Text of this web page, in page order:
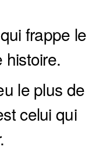
frappe le
histoire.
le plus de
celui qui